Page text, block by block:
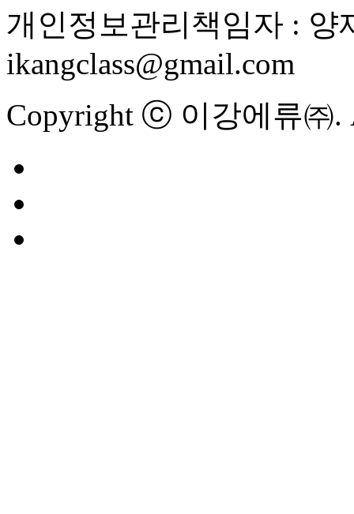
개인정보관리책임자 : 양
ikangclass@gmail.com
Copyright ⓒ 이강에류㈜.